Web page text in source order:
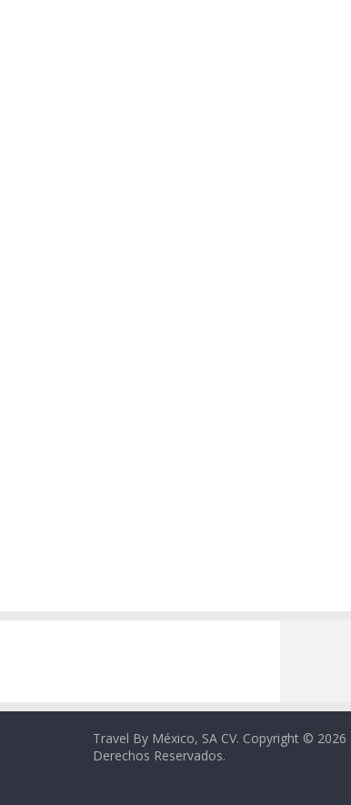
Travel By México, SA CV. Copyright © 2026
Derechos Reservados.